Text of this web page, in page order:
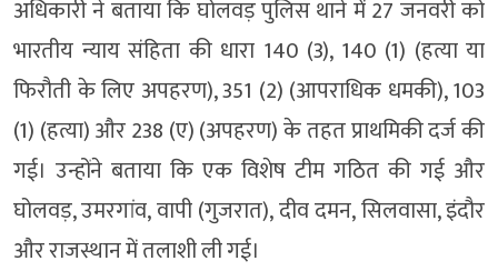
अधिकारी ने बताया कि घोलवड़ पुलिस थाने में 27 जनवरी को
भारतीय न्याय संहिता की धारा 140 (3), 140 (1) (हत्या या
फिरौती के लिए अपहरण), 351 (2) (आपराधिक धमकी), 103
(1) (हत्या) और 238 (ए) (अपहरण) के तहत प्राथमिकी दर्ज की
गई। उन्होंने बताया कि एक विशेष टीम गठित की गई और
घोलवड़, उमरगांव, वापी (गुजरात), दीव दमन, सिलवासा, इंदौर
और राजस्थान में तलाशी ली गई।